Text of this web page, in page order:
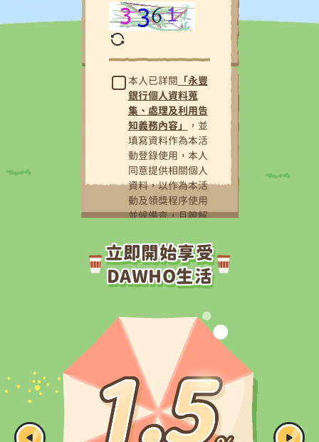
本人已詳閱
「永豐
銀行個人資料蒐
集、處理及利用告
知義務內容」
，並
填寫資料作為本活
動登錄使用，本人
同意提供相關個人
資料，以作為本活
動及領獎程序使用
並候備查，且瞭解
銀行領獎程序。
資料送出
立即開始享受
DAWHO生活